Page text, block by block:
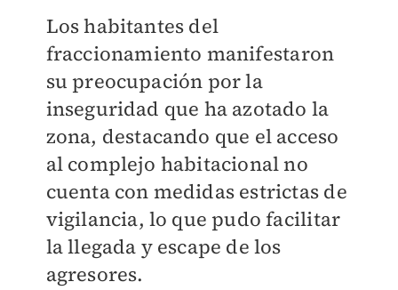
Los habitantes del
fraccionamiento manifestaron
su preocupación por la
inseguridad que ha azotado la
zona, destacando que el acceso
al complejo habitacional no
cuenta con medidas estrictas de
vigilancia, lo que pudo facilitar
la llegada y escape de los
agresores.